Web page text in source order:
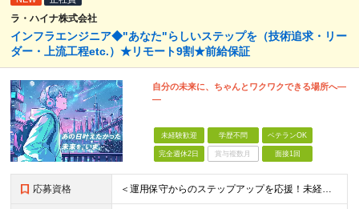
ラ・ハイナ株式会社
インフラエンジニア◆"あなた"らしいステップを（技術追求・リー
ダー・上流工程etc.）★リモート9割★前給保証
自分の未来に、ちゃんとワクワクできる場所へ―
―
未経験歓迎 学歴不問 ベテランOK
完全週休2日 賞与複数月 面接1回
応募資格 ＜運用保守からのステップアップを応援！未経験からの挑戦も大歓迎です♪＞ ■インフラエンジニアとして何らかの実務経験がある方（経験領域不問） ■学歴不問 【こんな方にピッタリの環境です！】 ・運用保守